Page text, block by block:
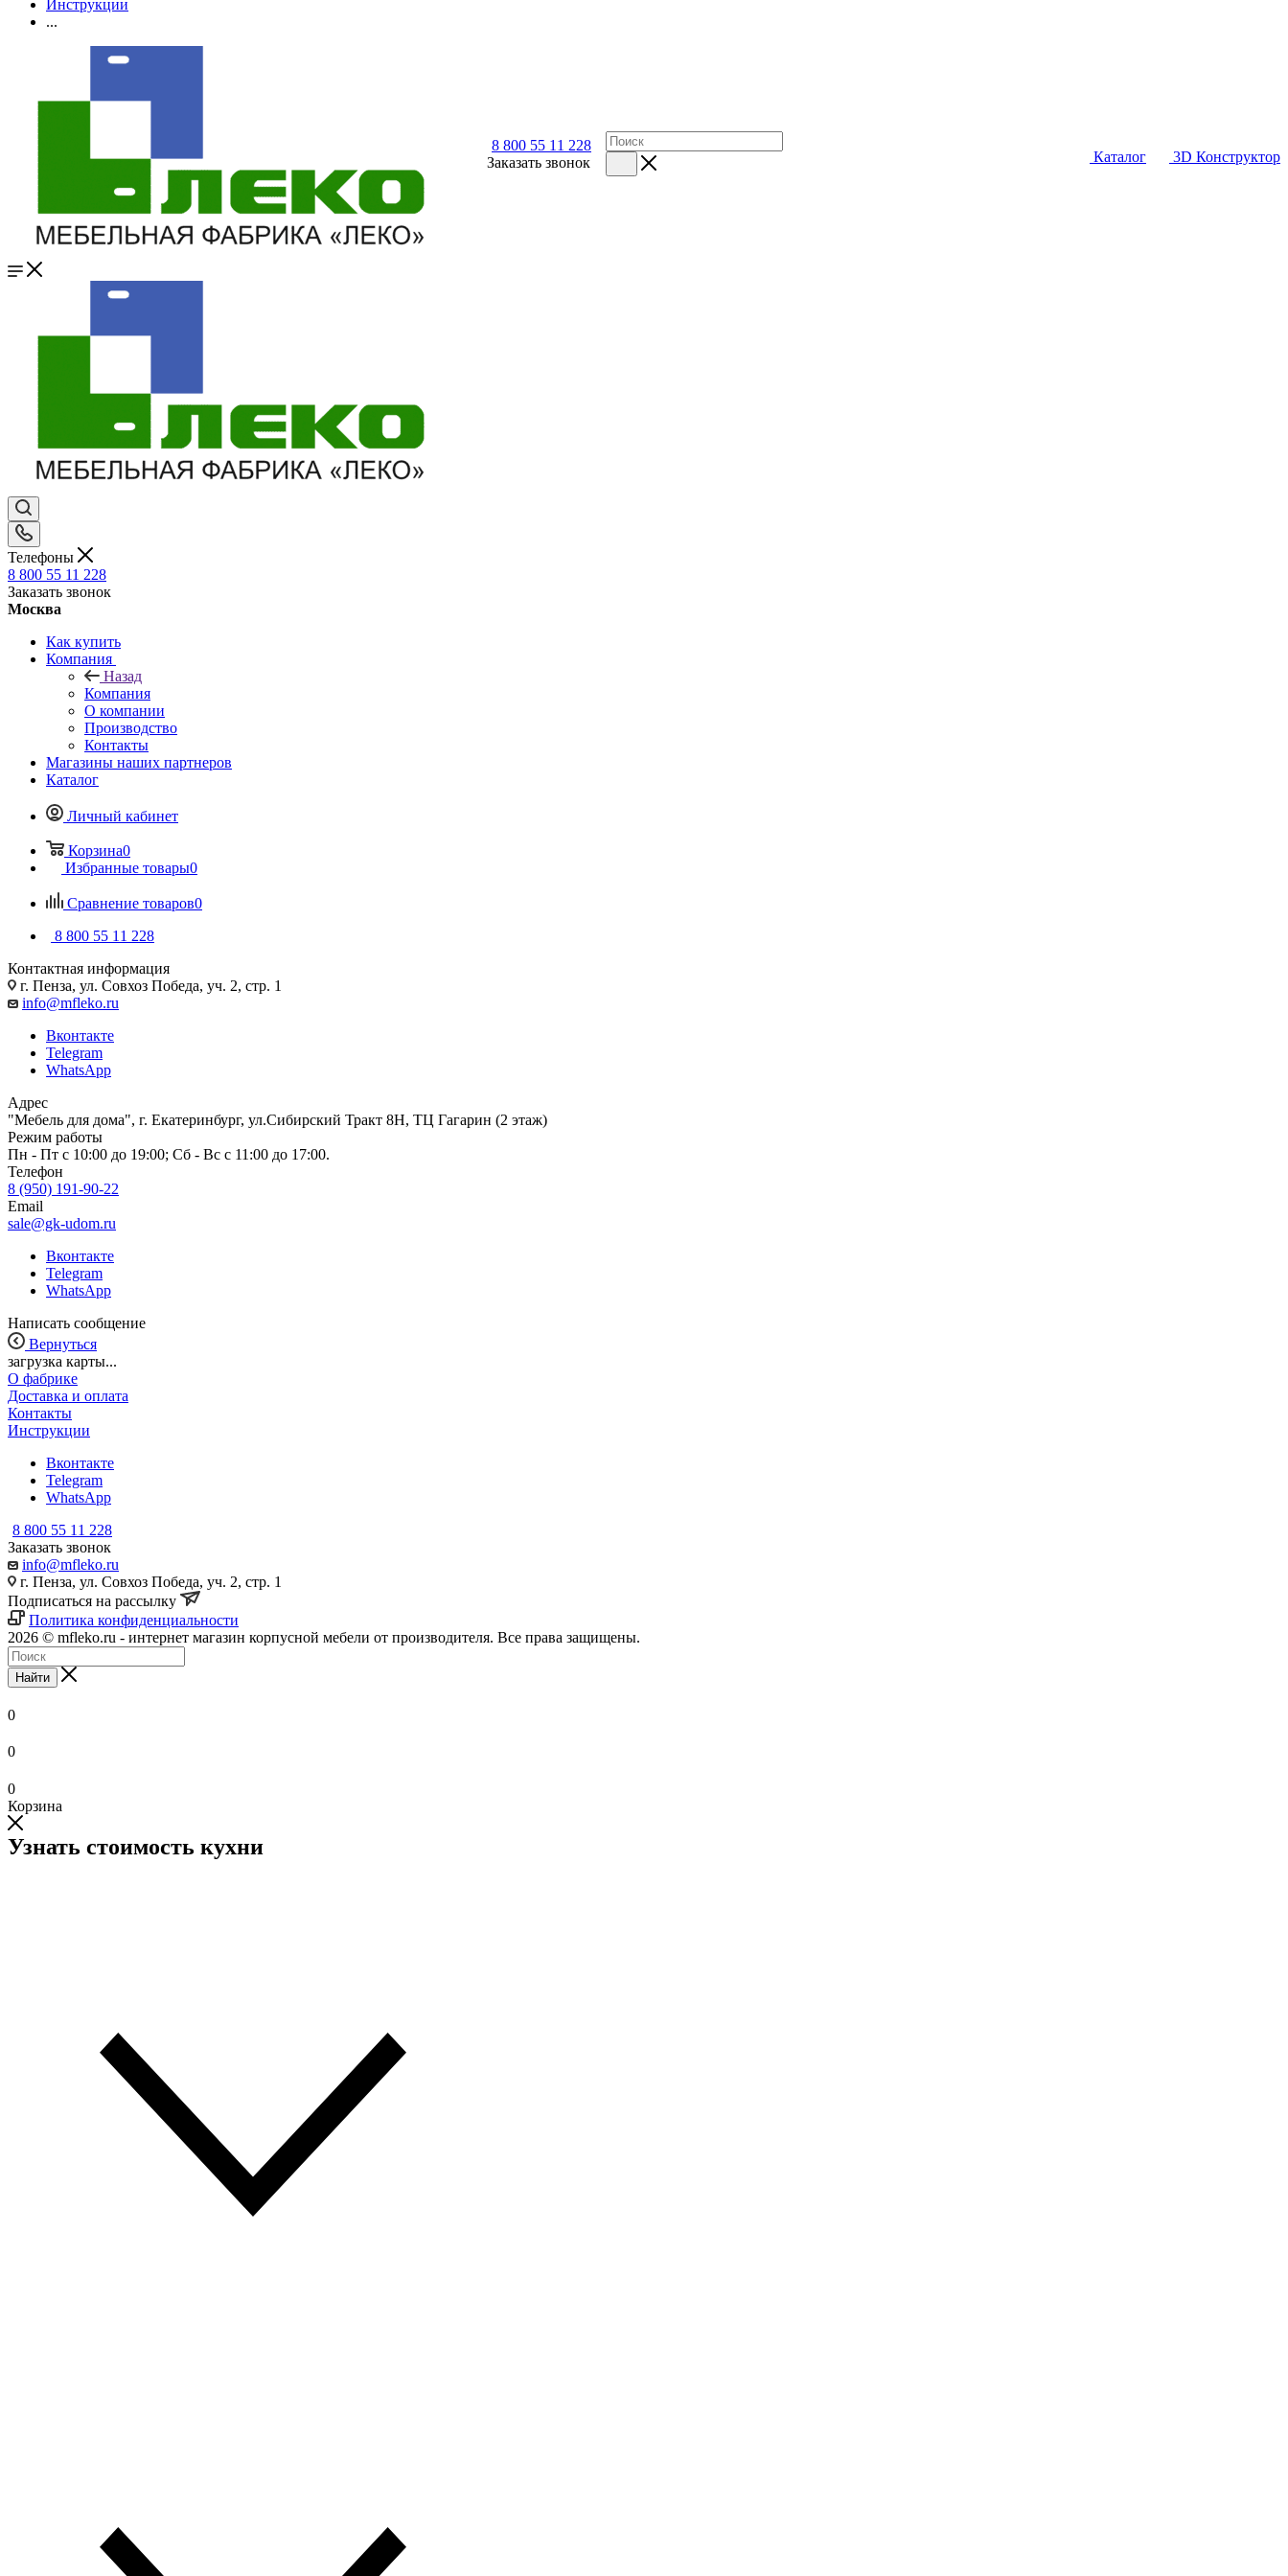
Инструкции
...
8 800 55 11 228
Заказать звонок
Каталог 3D Конструктор
Телефоны
8 800 55 11 228
Заказать звонок
Москва
Как купить
Компания
Назад
Компания
О компании
Производство
Контакты
Магазины наших партнеров
Каталог
Личный кабинет
Корзина0
Избранные товары0
Сравнение товаров0
8 800 55 11 228
Контактная информация
г. Пенза, ул. Совхоз Победа, уч. 2, стр. 1
info@mfleko.ru
Вконтакте
Telegram
WhatsApp
Адрес
"Мебель для дома", г. Екатеринбург, ул.Сибирский Тракт 8Н, ТЦ Гагарин (2 этаж)
Режим работы
Пн - Пт с 10:00 до 19:00; Сб - Вс с 11:00 до 17:00.
Телефон
8 (950) 191-90-22
Email
sale@gk-udom.ru
Вконтакте
Telegram
WhatsApp
Написать сообщение
Вернуться
загрузка карты...
О фабрике
Доставка и оплата
Контакты
Инструкции
Вконтакте
Telegram
WhatsApp
8 800 55 11 228
Заказать звонок
info@mfleko.ru
г. Пенза, ул. Совхоз Победа, уч. 2, стр. 1
Подписаться на рассылку
Политика конфиденциальности
2026 © mfleko.ru - интернет магазин корпусной мебели от производителя. Все права защищены.
Найти
0
0
0
Корзина
Узнать стоимость кухни